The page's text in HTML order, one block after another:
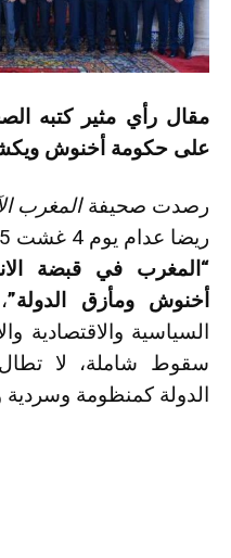
مقال رأي مثير كتبه
على حكومة أخنوش
رصدت صحيفةالمغرب
ريضا عدام يوم 4 غشت 2025 تحت عنوان لافت:
“المغرب في قبضة
أخنوش ومأزق الدولة”
السياسية والاقتصادية
سقوط شاملة، لا
الدولة كمنظومة وسردية